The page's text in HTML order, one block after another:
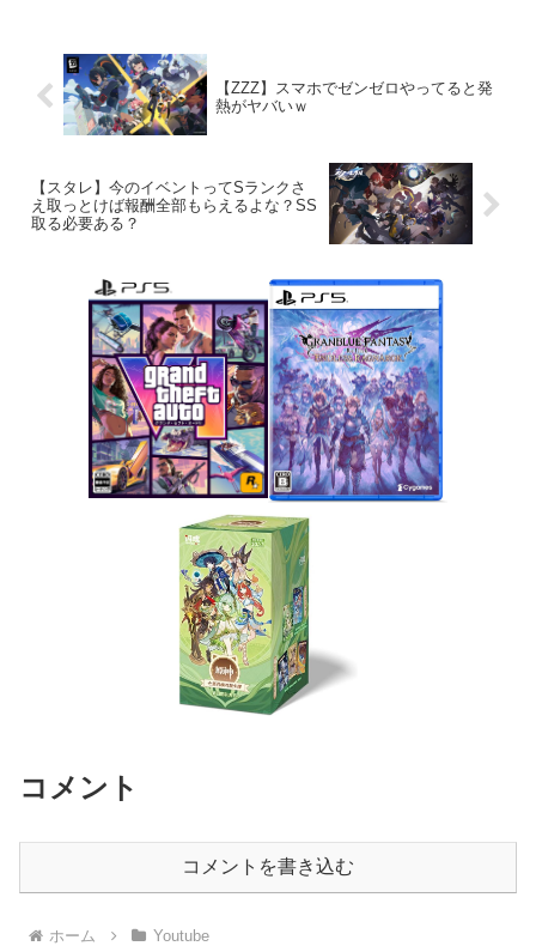
【ZZZ】スマホでゼンゼロやってると発
熱がヤバいｗ
【スタレ】今のイベントってSランクさ
え取っとけば報酬全部もらえるよな？SS
取る必要ある？
コメント
コメントを書き込む
ホーム Youtube